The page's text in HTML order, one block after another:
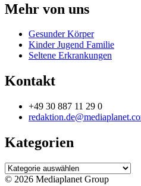
Mehr von uns
Gesunder Körper
Kinder Jugend Familie
Seltene Erkrankungen
Kontakt
+49 30 887 11 29 0
Kategorien
Kategorien
© 2026 Mediaplanet Group